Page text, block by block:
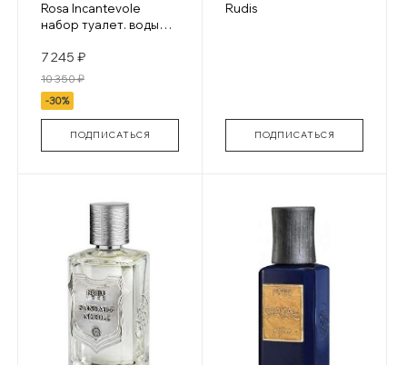
Rosa Incantevole
набор туалет. воды
7 245 ₽
10 350 ₽
-30%
ПОДПИСАТЬСЯ
Rudis
ПОДПИСАТЬСЯ